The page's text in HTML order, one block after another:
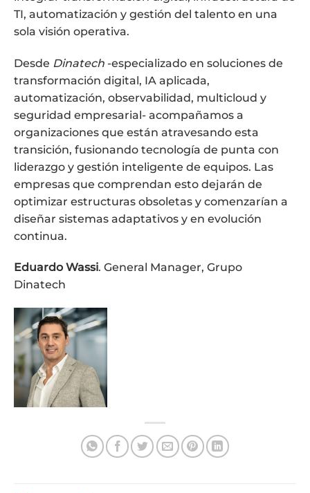
TI, automatización y gestión del talento en una
sola visión operativa.
Desde Dinatech -especializado en soluciones de
transformación digital, IA aplicada,
automatización, observabilidad, multicloud y
seguridad empresarial- acompañamos a
organizaciones que están atravesando esta
transición, fusionando tecnología de punta con
liderazgo y gestión inteligente de equipos. Las
empresas que comprendan esto dejarán de
optimizar estructuras obsoletas y comenzarían a
diseñar sistemas adaptativos y en evolución
continua.
Eduardo Wassi. General Manager, Grupo
Dinatech